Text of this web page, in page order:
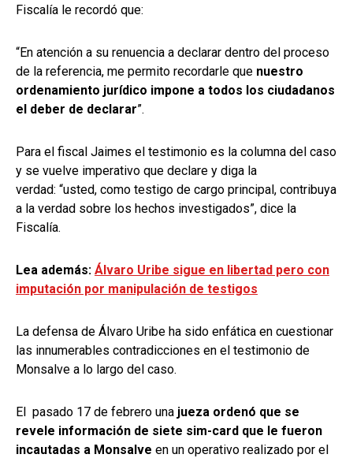
Fiscalía le recordó que:
“En atención a su renuencia a declarar dentro del proceso
de la referencia, me permito recordarle que nuestro
ordenamiento jurídico impone a todos los ciudadanos
el deber de declarar”.
Para el fiscal Jaimes el testimonio es la columna del caso
y se vuelve imperativo que declare y diga la
verdad: “usted, como testigo de cargo principal, contribuya
a la verdad sobre los hechos investigados”, dice la
Fiscalía.
Lea además: Álvaro Uribe sigue en libertad pero con
imputación por manipulación de testigos
La defensa de Álvaro Uribe ha sido enfática en cuestionar
las innumerables contradicciones en el testimonio de
Monsalve a lo largo del caso.
El pasado 17 de febrero una jueza ordenó que se
revele información de siete sim-card que le fueron
incautadas a Monsalve en un operativo realizado por el